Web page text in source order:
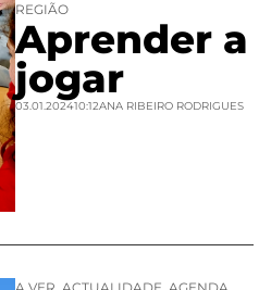
REGIÃO
Aprender a
jogar
03.01.202410:12ANA RIBEIRO RODRIGUES